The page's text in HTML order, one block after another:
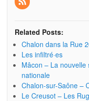
Related Posts:
Chalon dans la Rue
Les infiltré·es
Mâcon – La
nationale
Chalon-sur-Saône –
Le Creusot – Les